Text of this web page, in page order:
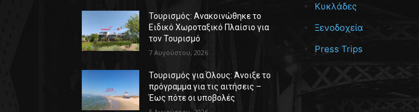
Τουρισμός: Ανακοινώθηκε το
Ειδικό Χωροταξικό Πλαίσιο για
τον Τουρισμό
7 Αυγούστου, 2026
Τουρισμός για Όλους: Άνοιξε το
πρόγραμμα για τις αιτήσεις –
Έως πότε οι υποβολές
Κυκλάδες
Ξενοδοχεία
Press Trips